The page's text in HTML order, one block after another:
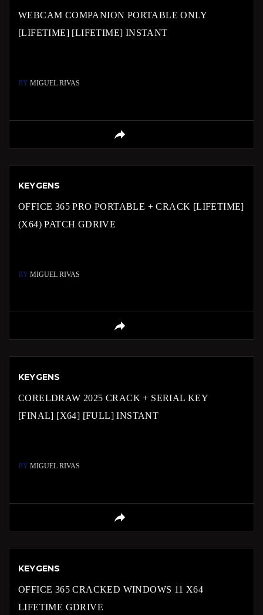
WEBCAM COMPANION PORTABLE ONLY
[LIFETIME] [LIFETIME] INSTANT
BY MIGUEL RIVAS
KEYGENS
OFFICE 365 PRO PORTABLE + CRACK [LIFETIME]
(X64) PATCH GDRIVE
BY MIGUEL RIVAS
KEYGENS
CORELDRAW 2025 CRACK + SERIAL KEY
[FINAL] [X64] [FULL] INSTANT
BY MIGUEL RIVAS
KEYGENS
OFFICE 365 CRACKED WINDOWS 11 X64
LIFETIME GDRIVE